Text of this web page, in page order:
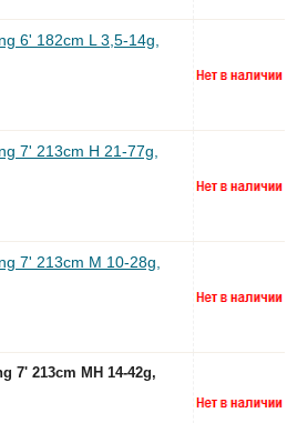
6' 182cm L 3,5-14g,
7' 213cm H 21-77g,
7' 213cm M 10-28g,
7' 213cm MH 14-42g,